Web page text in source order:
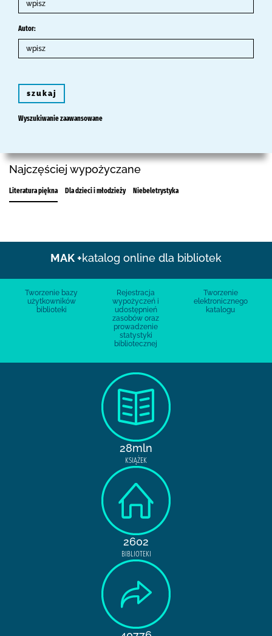
Autor:
szukaj
Wyszukiwanie zaawansowane
Najczęściej wypożyczane
Literatura piękna Dla dzieci i młodzieży Niebeletrystyka
MAK +katalog online dla bibliotek
Tworzenie bazy
użytkowników
biblioteki
Rejestracja
wypożyczeń i
udostępnień
zasobów oraz
prowadzenie
statystyki
bibliotecznej
Tworzenie
elektronicznego
katalogu
28mln
KSIĄŻEK
2602
BIBLIOTEKI